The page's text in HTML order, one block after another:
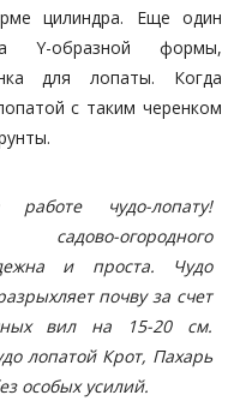
цилиндра. Еще один
Y-образной формы,
для лопаты. Когда
с таким черенком
чудо-лопату!
огородного
и проста. Чудо
почву за счет
вил на 15-20 см.
лопатой Крот, Пахарь
особых усилий.